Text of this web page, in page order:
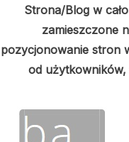
Strona/Blog w
zamieszczone
pozycjonowanie stron
od użytkowników,
treści